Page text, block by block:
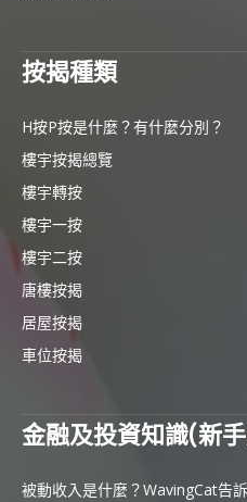
按揭種類
H按P按是什麼？有什麼分別？
樓宇按揭總覽
樓宇轉按
樓宇一按
樓宇二按
唐樓按揭
居屋按揭
車位按揭
金融及投資知識(新
被動收入是什麼？WavingCat告